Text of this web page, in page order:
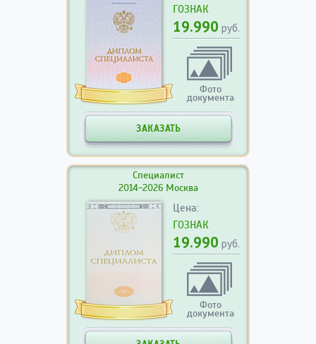
ГОЗНАК
19.990 руб.
Фото
документа
ЗАКАЗАТЬ
Специалист
2014-2026 Москва
Цена:
ГОЗНАК
19.990 руб.
Фото
документа